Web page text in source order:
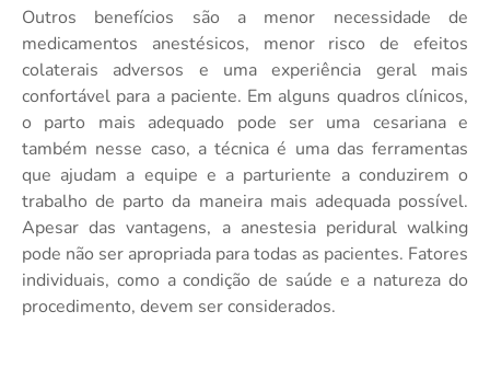
Outros benefícios são a menor necessidade de
medicamentos anestésicos, menor risco de efeitos
colaterais adversos e uma experiência geral mais
confortável para a paciente. Em alguns quadros clínicos,
o parto mais adequado pode ser uma cesariana e
também nesse caso, a técnica é uma das ferramentas
que ajudam a equipe e a parturiente a conduzirem o
trabalho de parto da maneira mais adequada possível.
Apesar das vantagens, a anestesia peridural walking
pode não ser apropriada para todas as pacientes. Fatores
individuais, como a condição de saúde e a natureza do
procedimento, devem ser considerados.